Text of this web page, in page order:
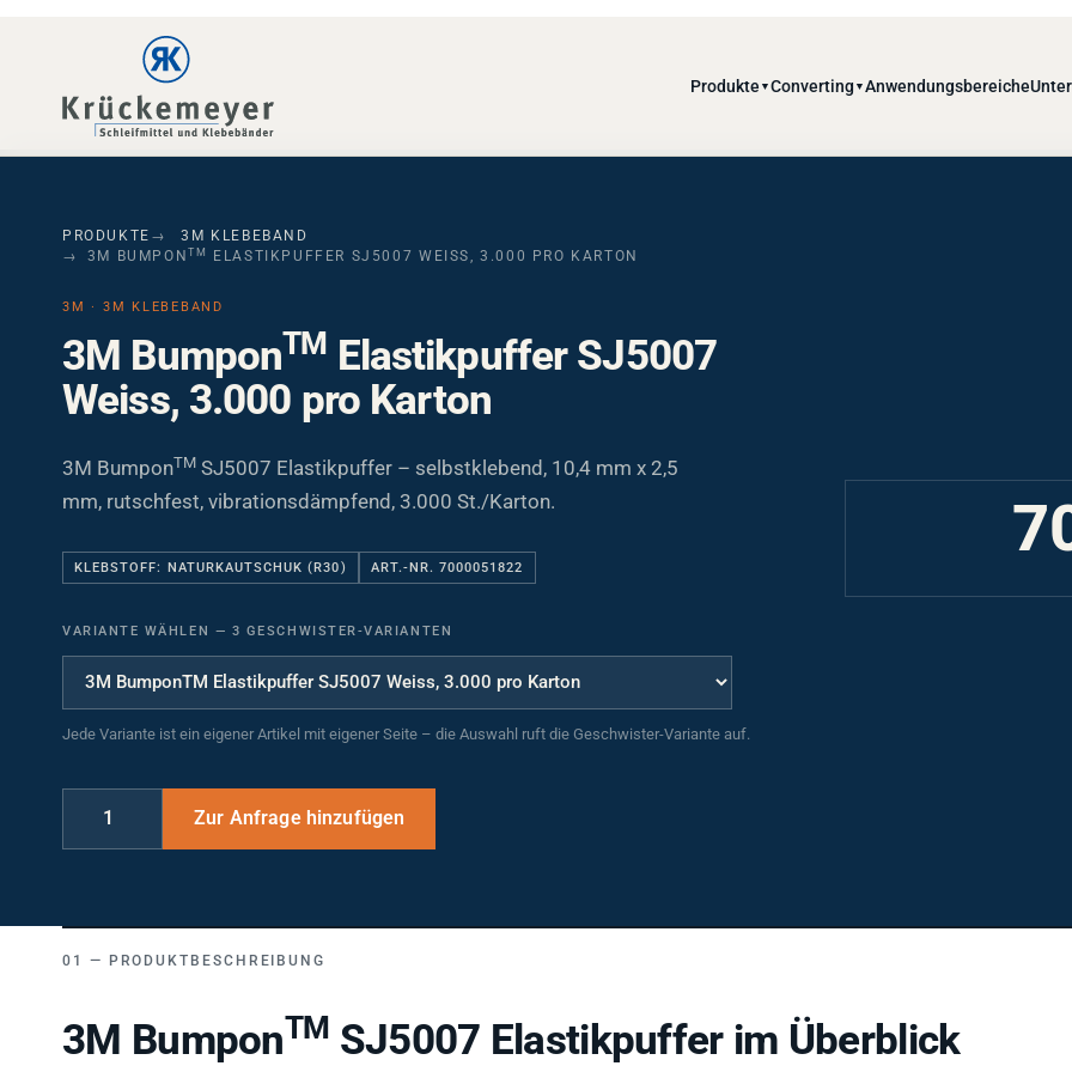
PRODUKTE
3M KLEBEBAND
3M BUMPON TM ELASTIKPUFFER SJ5007 WEISS, 3.000 PRO KARTON
3M BumponTM Elastikpuffer SJ5007
Weiss, 3.000 pro Karton
3M Bumpon
SJ5007 Elastikpuffer – selbstklebend, 10,4 mm x 2,5
mm, rutschfest, vibrationsdämpfend, 3.000 St./Karton.
KLEBSTOFF: NATURKAUTSCHUK (R30) ART.-NR. 7000051822
VARIANTE WÄHLEN
Jede Variante ist ein eigener Artikel mit eigener Seite – die Auswahl ruft die Geschwister-Variante auf.
PRODUKTBESCHREIBUNG
3M BumponTM SJ5007 Elastikpuffer im Überblick